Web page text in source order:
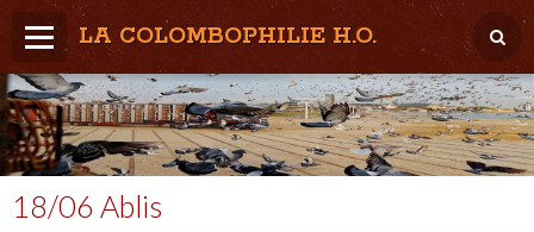
LA COLOMBOPHILIE H.O.
Home
Météo / Het weer
Lâcher / Los
18/06 Ablis